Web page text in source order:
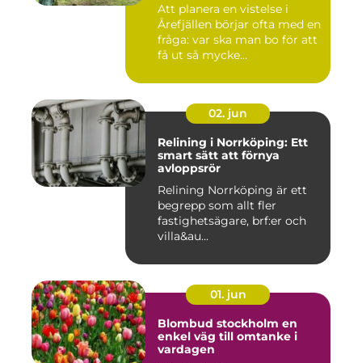
Att planera en vistelse i
Årefjällen börjar ofta med en
fråga: var ska man bo för att
få ut så mycke...
02. jun
Relining i Norrköping: Ett
smart sätt att förnya
avloppsrör
Relining Norrköping är ett
begrepp som allt fler
fastighetsägare, brf:er och
villa&au...
01. jun
Blombud stockholm en
enkel väg till omtanke i
vardagen